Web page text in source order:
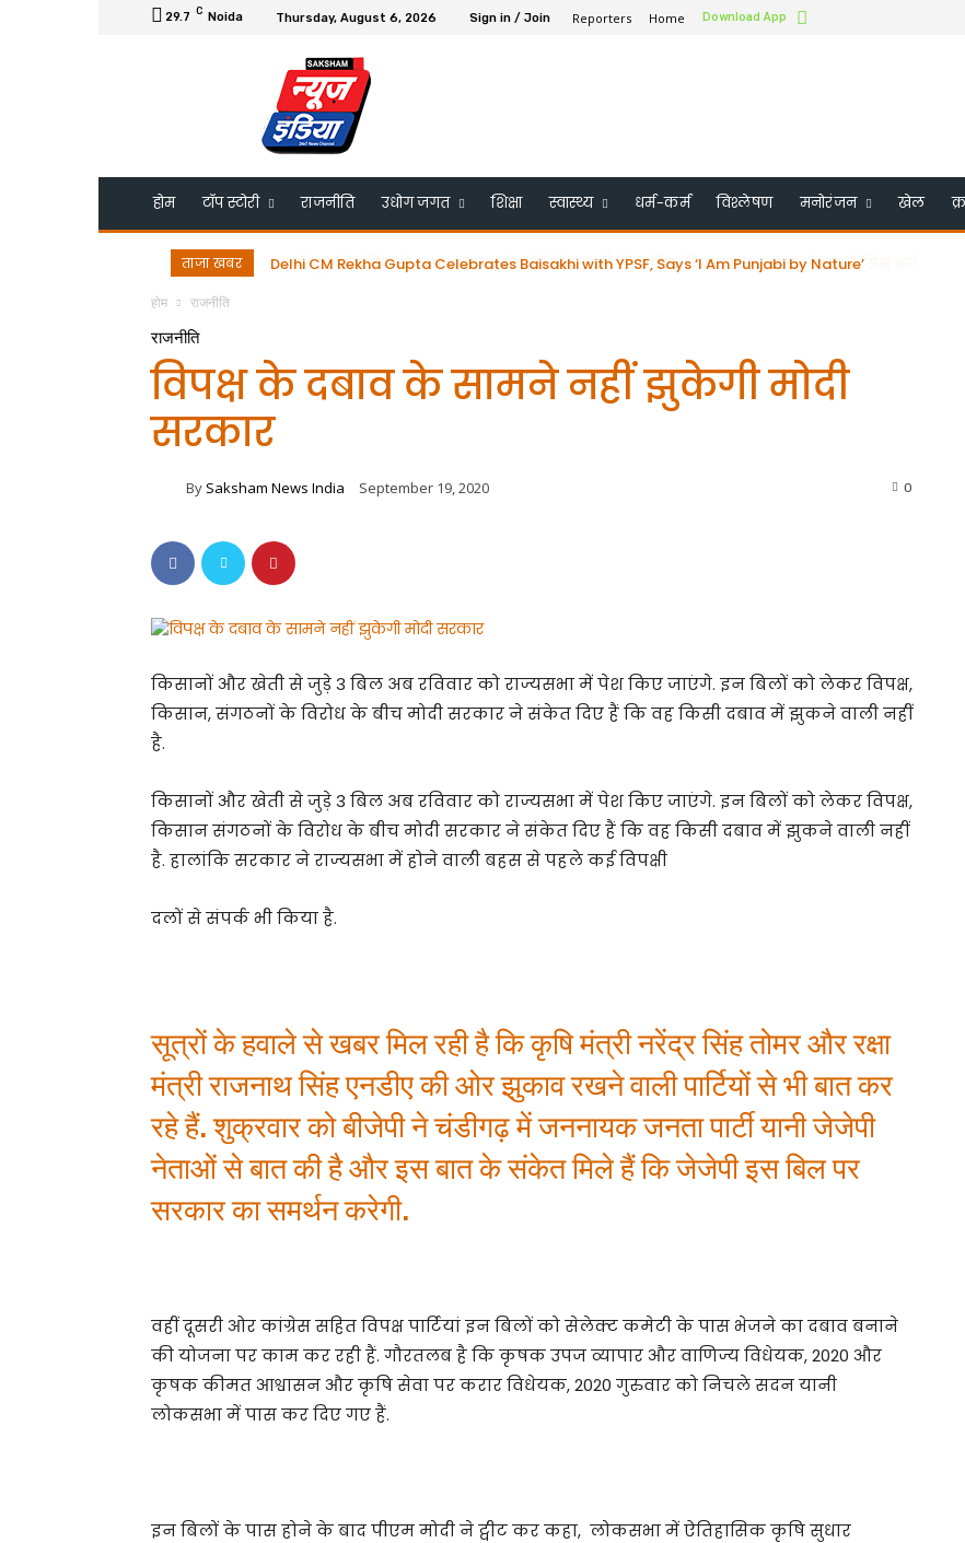
29.7 C Noida Thursday, August 6, 2026 Sign in / Join Reporters Home Download App
होम टॉप स्टोरी राजनीति उधोग जगत शिक्षा स्वास्थ्य धर्म-कर्म विश्लेषण मनोरंजन खेल
ताजा खबर डॉ. गुरमीत सिंह को ESRDS-फ्रांस के बोर्ड ऑफ ट्रस्टी में शामिल किया गया – भारत के पहले सिख बने
होम राजनीति
राजनीति
विपक्ष के दबाव के सामने नहीं झुकेगी मोदी
सरकार
By Saksham News India September 19, 2020 0
किसानों और खेती से जुड़े 3 बिल अब रविवार को राज्यसभा में पेश किए जाएंगे. इन बिलों को लेकर विपक्ष,
किसान, संगठनों के विरोध के बीच मोदी सरकार ने संकेत दिए हैं कि वह किसी दबाव में झुकने वाली नहीं
है.
किसानों और खेती से जुड़े 3 बिल अब रविवार को राज्यसभा में पेश किए जाएंगे. इन बिलों को लेकर विपक्ष,
किसान संगठनों के विरोध के बीच मोदी सरकार ने संकेत दिए हैं कि वह किसी दबाव में झुकने वाली नहीं
है. हालांकि सरकार ने राज्यसभा में होने वाली बहस से पहले कई विपक्षी
दलों से संपर्क भी किया है.
सूत्रों के हवाले से खबर मिल रही है कि कृषि मंत्री नरेंद्र सिंह तोमर और रक्षा
मंत्री राजनाथ सिंह एनडीए की ओर झुकाव रखने वाली पार्टियों से भी बात कर
रहे हैं. शुक्रवार को बीजेपी ने चंडीगढ़ में जननायक जनता पार्टी यानी जेजेपी
नेताओं से बात की है और इस बात के संकेत मिले हैं कि जेजेपी इस बिल पर
सरकार का समर्थन करेगी.
वहीं दूसरी ओर कांग्रेस सहित विपक्ष पार्टियां इन बिलों को सेलेक्ट कमेटी के पास भेजने का दबाव बनाने
की योजना पर काम कर रही हैं. गौरतलब है कि कृषक उपज व्यापार और वाणिज्य विधेयक, 2020 और
कृषक कीमत आश्वासन और कृषि सेवा पर करार विधेयक, 2020 गुरुवार को निचले सदन यानी
लोकसभा में पास कर दिए गए हैं.
इन बिलों के पास होने के बाद पीएम मोदी ने ट्वीट कर कहा, लोकसभा में ऐतिहासिक कृषि सुधार